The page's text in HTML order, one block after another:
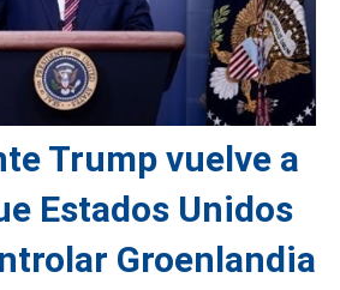
Trump vuelve a
Estados Unidos
Groenlandia